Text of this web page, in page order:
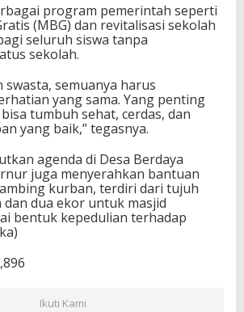
program pemerintah seperti
(MBG) dan revitalisasi sekolah
seluruh siswa tanpa
sekolah.
swasta, semuanya harus
yang sama. Yang penting
tumbuh sehat, cerdas, dan
yang baik,” tegasnya.
agenda di Desa Berdaya
juga menyerahkan bantuan
kurban, terdiri dari tujuh
dua ekor untuk masjid
bentuk kepedulian terhadap
Ikuti Kami